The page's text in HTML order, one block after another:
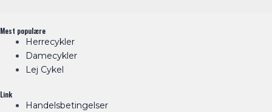
Mest populære
Herrecykler
Damecykler
Lej Cykel
Link
Handelsbetingelser